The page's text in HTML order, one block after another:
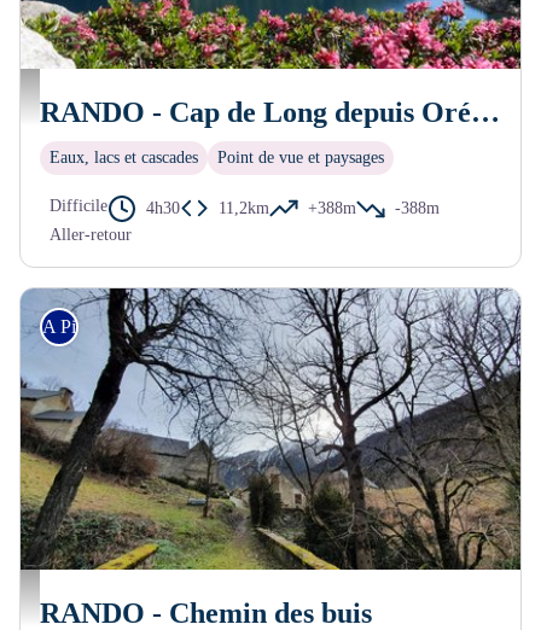
RANDO - Cap de Long depuis Orédon
Eaux, lacs et cascades Point de vue et paysages
Difficile 4h30 11,2km +388m
-388m
Aller-retour
A Pied
RANDO - Chemin des buis